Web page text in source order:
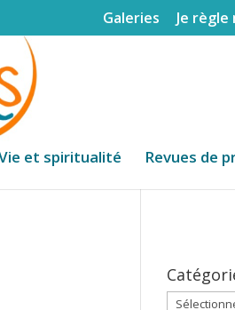
Galeries Je
et spiritualité Revues de
Catégories